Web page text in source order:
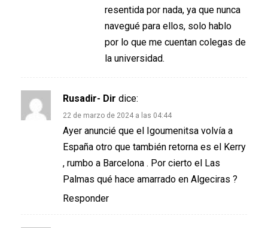
resentida por nada, ya que nunca
navegué para ellos, solo hablo
por lo que me cuentan colegas de
la universidad.
Rusadir- Dir dice:
22 de marzo de 2024 a las 04:44
Ayer anuncié que el Igoumenitsa volvía a
España otro que también retorna es el Kerry
, rumbo a Barcelona . Por cierto el Las
Palmas qué hace amarrado en Algeciras ?
Responder